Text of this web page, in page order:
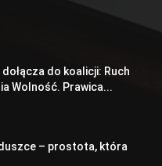
do koalicji: Ruch
Wolność. Prawica...
– prostota, która